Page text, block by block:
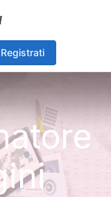
Registrati